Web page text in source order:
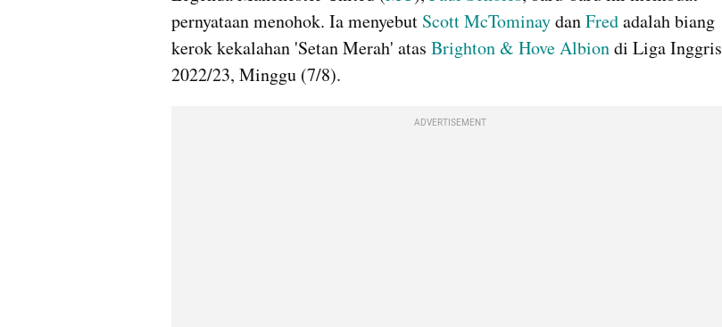
pernyataan menohok. Ia menyebut Scott McTominay dan Fred adalah biang
kerok kekalahan 'Setan Merah' atas Brighton & Hove Albion di Liga Inggris
2022/23, Minggu (7/8).
ADVERTISEMENT